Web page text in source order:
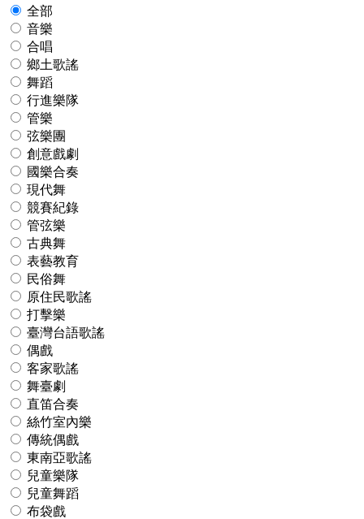
全部
音樂
合唱
鄉土歌謠
舞蹈
行進樂隊
管樂
弦樂團
創意戲劇
國樂合奏
現代舞
競賽紀錄
管弦樂
古典舞
表藝教育
民俗舞
原住民歌謠
打擊樂
臺灣台語歌謠
偶戲
客家歌謠
舞臺劇
直笛合奏
絲竹室內樂
傳統偶戲
東南亞歌謠
兒童樂隊
兒童舞蹈
布袋戲